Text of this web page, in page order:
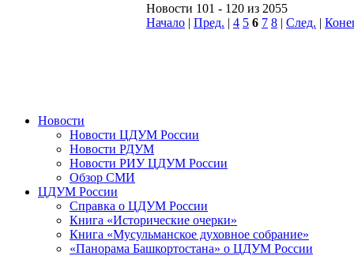
Новости 101 - 120 из 2055
Начало | Пред. | 4 5 6 7 8 | След. |
Новости
Новости ЦДУМ России
Новости РДУМ
Новости РИУ ЦДУМ России
Обзор СМИ
ЦДУМ России
Справка о ЦДУМ России
Книга «Исторические очерки»
Книга «Мусульманское духовное собрание»
«Панорама Башкортостана» о ЦДУМ России